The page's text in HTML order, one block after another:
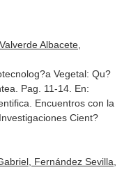
Albacete,
Vegetal: Qu?
Pag. 11-14. En:
Encuentros con la
Cient?
Fernández Sevilla,